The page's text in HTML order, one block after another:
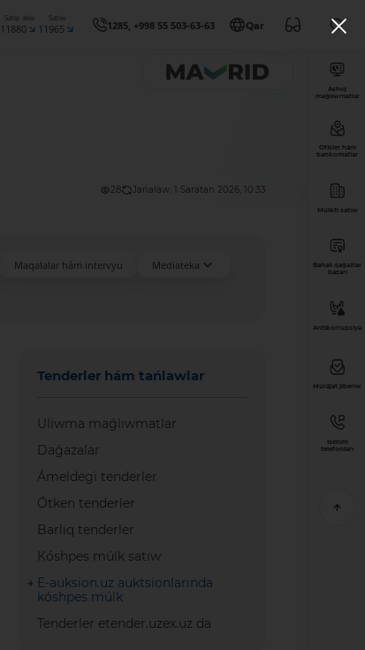
Satıp alıw
11880
Satıw
11965 1285, +998 55 503-63-63 Qar
28 Jańalaw: 1 Saratan 2026, 10:33
Maqalalar hám intervyu
Mediateka
Tenderler hám tańlawlar
Uliwma maǵlıwmatlar
Daǵazalar
Ámeldegi tenderler
Ótken tenderler
Barlıq tenderler
Kóshpes múlk satıw
E-auksion.uz auktsionlarında
kóshpes múlk
Tenderler etender.uzex.uz da
Ashıq
maǵlıwmatlar
Ofisler hám
bankomatlar
Múlkti satıw
Bahalı qaǵazlar
bazarı
Antikorrupsiya
Múrájat jiberiw
Isenim
telefonları